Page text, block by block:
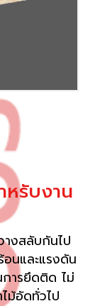
หรับงาน
างสลับกันไป
นและแรงดัน
การยึดติด ไม่
ม้อัดทั่วไป